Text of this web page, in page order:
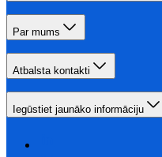
Par mums
Atbalsta kontakti
Iegūstiet jaunāko informāciju